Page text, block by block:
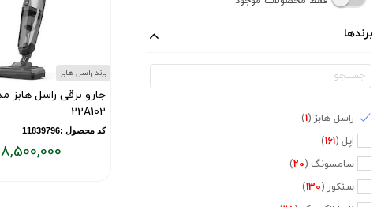
برندها
راسل هابز (1
)
اپل (161
)
سامسونگ (20
)
سنکور (130
)
برند راسل هابز
22A102
کد محصول :11839796
8,500,000